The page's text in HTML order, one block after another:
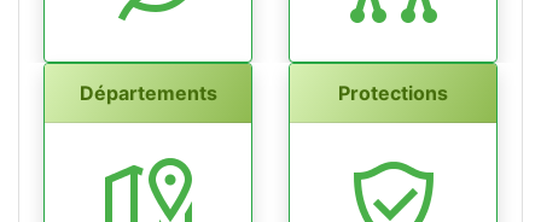
Départements Protections